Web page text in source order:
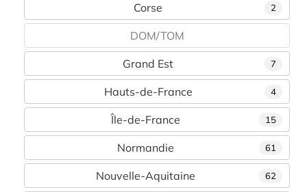
2
Corse
DOM/TOM
7
Grand Est
4
Hauts-de-France
15
Île-de-France
61
Normandie
62
Nouvelle-Aquitaine